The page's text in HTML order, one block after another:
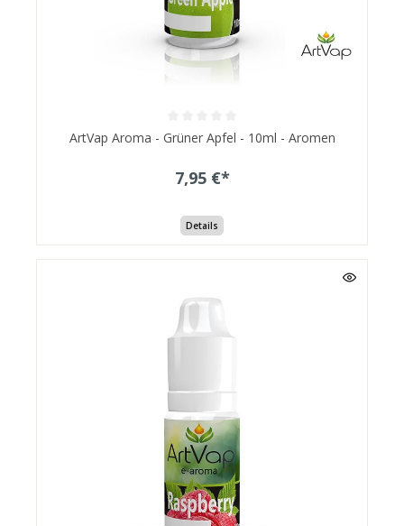
ArtVap Aroma - Grüner Apfel - 10ml - Aromen
7,95 €*
Details